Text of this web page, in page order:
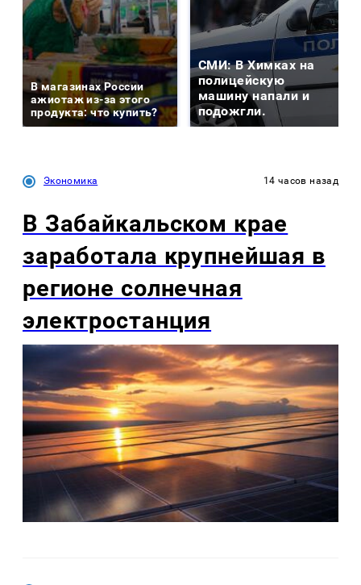
В магазинах России
ажиотаж из-за этого
продукта: что купить?
СМИ: В Химках на
полицейскую
машину напали и
подожгли.
Экономика 14 часов назад
В Забайкальском крае
заработала крупнейшая в
регионе солнечная
электростанция